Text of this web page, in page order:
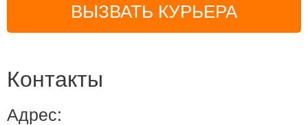
ВЫЗВАТЬ КУРЬЕРА
Контакты
Адрес: